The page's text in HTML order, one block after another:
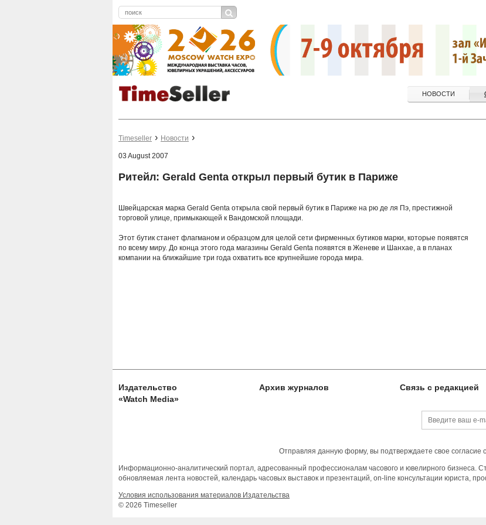
НОВОСТИ
Timeseller Новости
03 August 2007
Ритейл: Gerald Genta открыл первый бутик в Париже
Швейцарская марка Gerald Genta открыла свой первый бутик в Париже на рю де ля Пэ, престижной
торговой улице, примыкающей к Вандомской площади.
Этот бутик станет флагманом и образцом для целой сети фирменных бутиков марки, которые появятся
по всему миру. До конца этого года магазины Gerald Genta появятся в Женеве и Шанхае, а в планах
компании на ближайшие три года охватить все крупнейшие города мира.
Издательство
«Watch Media»
Архив журналов Связь с редакцией
Отправляя данную форму, вы подтверждаете свое согласие с
Информационно-аналитический портал, адресованный профессионалам часового и ювелирного бизнеса.
обновляемая лента новостей, календарь часовых выставок и презентаций, on-line консультации юриста,
Условия использования материалов Издательства
© 2026 Timeseller